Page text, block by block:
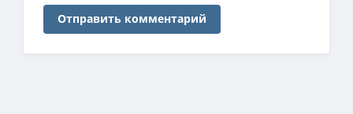
Отправить комментарий